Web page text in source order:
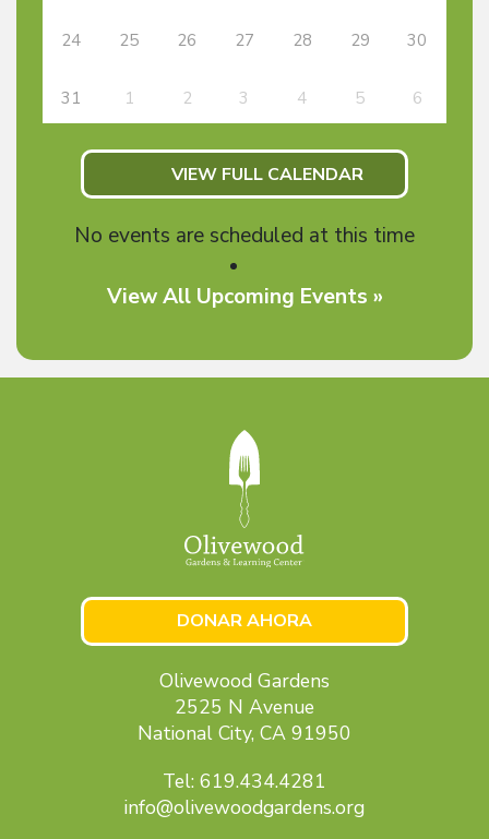
24 25 26 27 28 29 30
31 1 2 3 4 5 6
VIEW FULL CALENDAR
No events are scheduled at this time
View All Upcoming Events »
DONAR AHORA
Olivewood Gardens
2525 N Avenue
National City, CA 91950
Tel: 619.434.4281
info@olivewoodgardens.org